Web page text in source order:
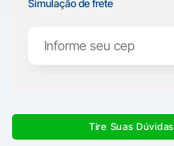
Simulação de frete
Tire Suas Dúvidas